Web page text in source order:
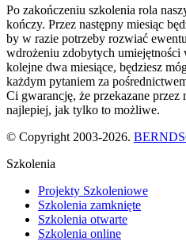
Po zakończeniu szkolenia rola
kończy. Przez następny miesiąc
by w razie potrzeby rozwiać
wdrożeniu zdobytych umiejętności
kolejne dwa miesiące, będziesz
każdym pytaniem za
Ci gwarancję, że przekazane
najlepiej, jak tylko to możliwe.
© Copyright 2003-2026.
Szkolenia
Projekty Szkoleniowe
Szkolenia zamknięte
Szkolenia otwarte
Szkolenia online